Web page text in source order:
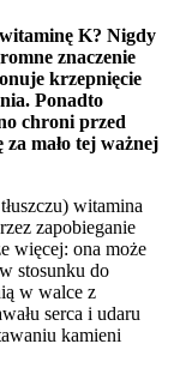
K? Nigdy
znaczenie
krzepnięcie
Ponadto
chroni przed
mało tej ważnej
witamina
zapobieganie
więcej: ona może
stosunku do
w walce z
serca i udaru
kamieni